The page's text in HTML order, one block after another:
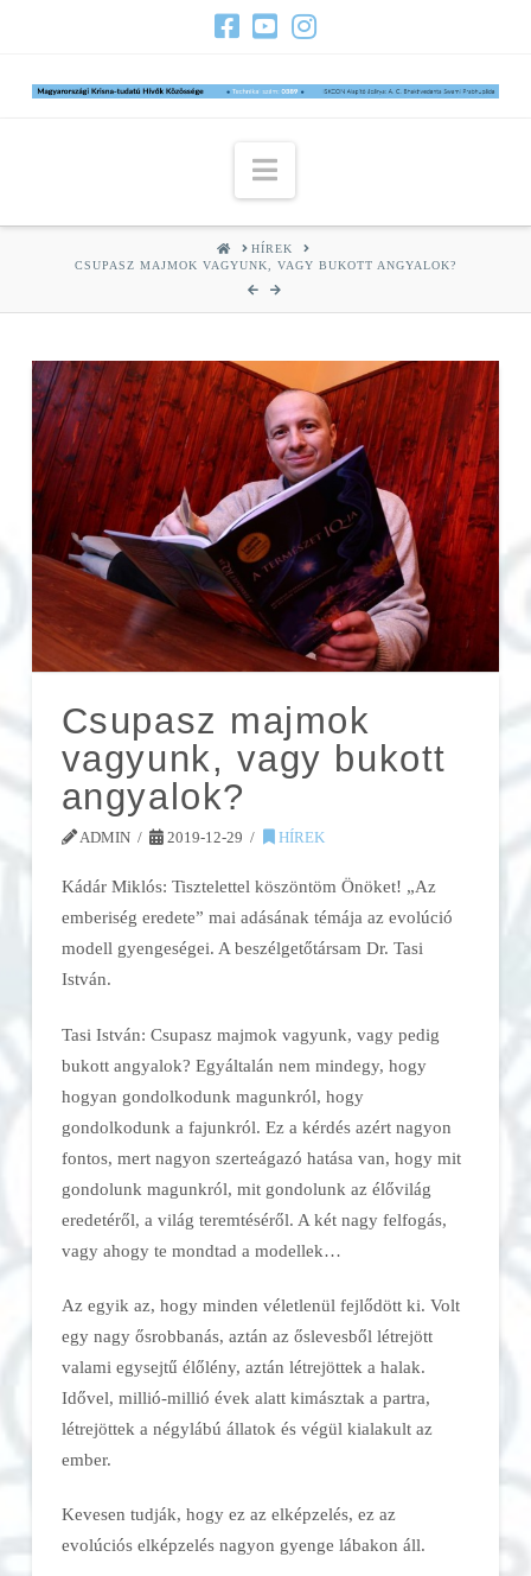
Navigation
HOMEHÍREK
CSUPASZ MAJMOK VAGYUNK, VAGY BUKOTT ANGYALOK?
Csupasz majmok
vagyunk, vagy bukott
angyalok?
ADMIN 2019-12-29 HÍREK
Kádár Miklós: Tisztelettel köszöntöm Önöket! „Az
emberiség eredete” mai adásának témája az evolúció
modell gyengeségei. A beszélgetőtársam Dr. Tasi
István.
Tasi István: Csupasz majmok vagyunk, vagy pedig
bukott angyalok? Egyáltalán nem mindegy, hogy
hogyan gondolkodunk magunkról, hogy
gondolkodunk a fajunkról. Ez a kérdés azért nagyon
fontos, mert nagyon szerteágazó hatása van, hogy mit
gondolunk magunkról, mit gondolunk az élővilág
eredetéről, a világ teremtéséről. A két nagy felfogás,
vagy ahogy te mondtad a modellek…
Az egyik az, hogy minden véletlenül fejlődött ki. Volt
egy nagy ősrobbanás, aztán az őslevesből létrejött
valami egysejtű élőlény, aztán létrejöttek a halak.
Idővel, millió-millió évek alatt kimásztak a partra,
létrejöttek a négylábú állatok és végül kialakult az
ember.
Kevesen tudják, hogy ez az elképzelés, ez az
evolúciós elképzelés nagyon gyenge lábakon áll.